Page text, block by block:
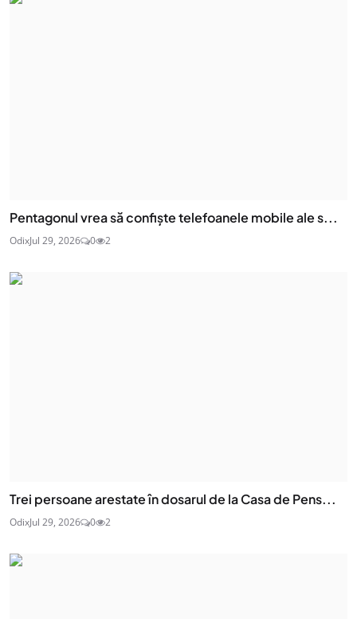
Pentagonul vrea să confiște telefoanele mobile ale s...
OdixJul 29, 2026 0 2
Trei persoane arestate în dosarul de la Casa de Pens...
OdixJul 29, 2026 0 2